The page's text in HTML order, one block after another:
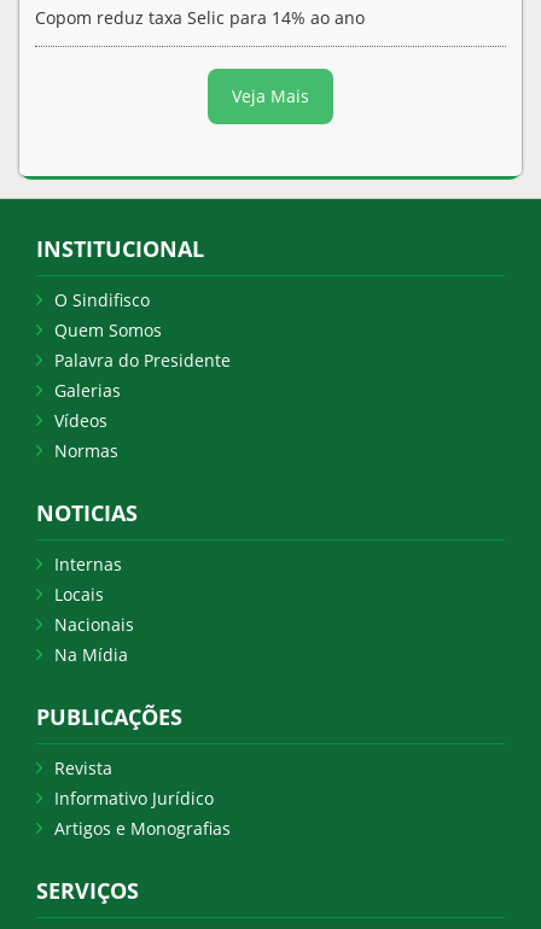
Copom reduz taxa Selic para 14% ao ano
Veja Mais
INSTITUCIONAL
O Sindifisco
Quem Somos
Palavra do Presidente
Galerias
Vídeos
Normas
NOTICIAS
Internas
Locais
Nacionais
Na Mídia
PUBLICAÇÕES
Revista
Informativo Jurídico
Artigos e Monografias
SERVIÇOS